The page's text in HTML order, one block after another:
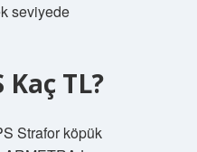
seviyede
Kaç TL?
Strafor köpük